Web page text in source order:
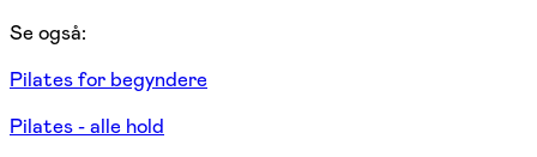
​Se også:
Pilates for begyndere
Pilates - alle hold